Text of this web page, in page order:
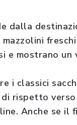
dalla
e mostrano un
i classici
rispetto
Anche se il